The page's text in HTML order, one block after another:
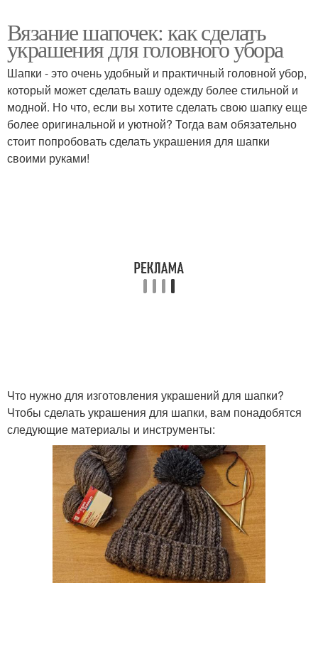
Вязание шапочек: как сделать
украшения для головного убора
Шапки - это очень удобный и практичный головной убор,
который может сделать вашу одежду более стильной и
модной. Но что, если вы хотите сделать свою шапку еще
более оригинальной и уютной? Тогда вам обязательно
стоит попробовать сделать украшения для шапки
своими руками!
Что нужно для изготовления украшений для шапки?
Чтобы сделать украшения для шапки, вам понадобятся
следующие материалы и инструменты: